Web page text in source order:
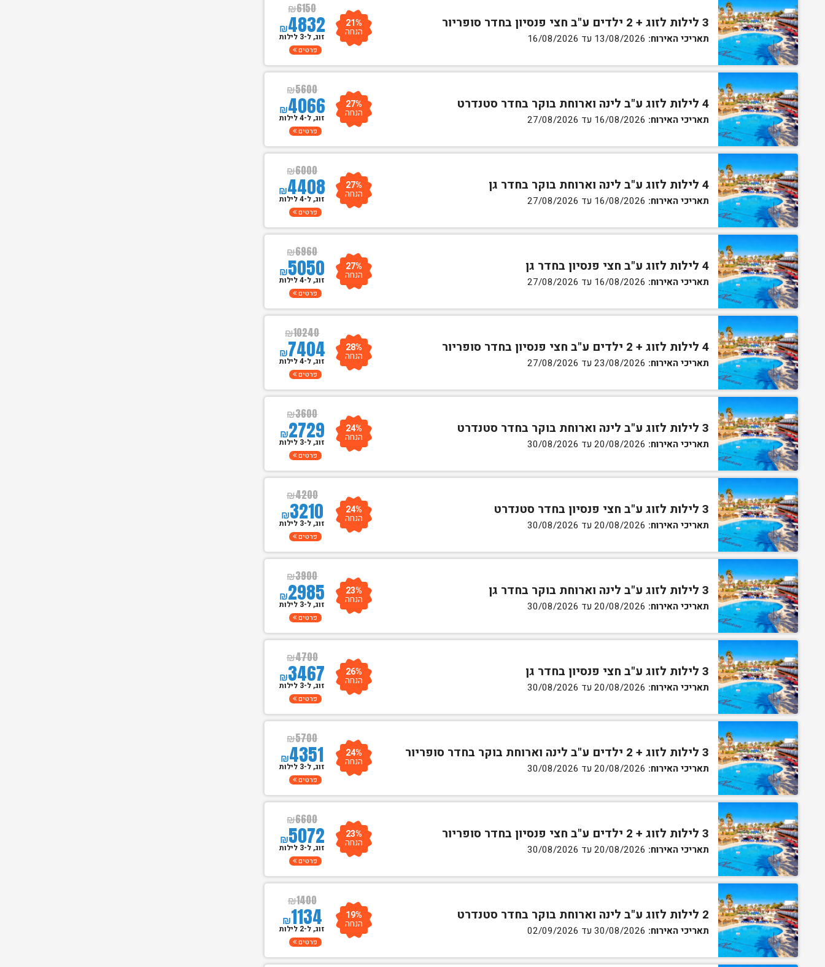
3 לילות לזוג + 2 ילדים ע"ב חצי פנסיון בחדר סופריור
תאריכי האירוח:
₪6150
₪4832 21%
הנחה זוג, ל-3 לילות
פרטים
4 לילות לזוג ע"ב לינה וארוחת בוקר בחדר סטנדרט
תאריכי האירוח:
₪5600
₪4066 27%
הנחה זוג, ל-4 לילות
פרטים
4 לילות לזוג ע"ב לינה וארוחת בוקר בחדר גן
תאריכי האירוח:
₪6000
₪4408 27%
הנחה זוג, ל-4 לילות
פרטים
4 לילות לזוג ע"ב חצי פנסיון בחדר גן
תאריכי האירוח:
₪6960
₪5050 27%
הנחה זוג, ל-4 לילות
פרטים
4 לילות לזוג + 2 ילדים ע"ב חצי פנסיון בחדר סופריור
תאריכי האירוח:
₪10240
₪7404 28%
הנחה זוג, ל-4 לילות
פרטים
3 לילות לזוג ע"ב לינה וארוחת בוקר בחדר סטנדרט
תאריכי האירוח:
₪3600
₪2729 24%
הנחה זוג, ל-3 לילות
פרטים
3 לילות לזוג ע"ב חצי פנסיון בחדר סטנדרט
תאריכי האירוח:
₪4200
₪3210 24%
הנחה זוג, ל-3 לילות
פרטים
3 לילות לזוג ע"ב לינה וארוחת בוקר בחדר גן
תאריכי האירוח:
₪3900
₪2985 23%
הנחה זוג, ל-3 לילות
פרטים
3 לילות לזוג ע"ב חצי פנסיון בחדר גן
תאריכי האירוח:
₪4700
₪3467 26%
הנחה זוג, ל-3 לילות
פרטים
3 לילות לזוג + 2 ילדים ע"ב לינה וארוחת בוקר בחדר סופריור
תאריכי האירוח:
₪5700
₪4351 24%
הנחה זוג, ל-3 לילות
פרטים
3 לילות לזוג + 2 ילדים ע"ב חצי פנסיון בחדר סופריור
תאריכי האירוח:
₪6600
₪5072 23%
הנחה זוג, ל-3 לילות
פרטים
2 לילות לזוג ע"ב לינה וארוחת בוקר בחדר סטנדרט
תאריכי האירוח:
₪1400
₪1134 19%
הנחה זוג, ל-2 לילות
פרטים